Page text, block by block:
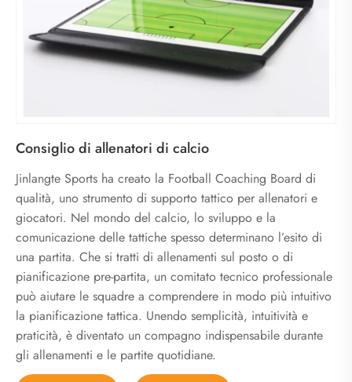
Consiglio di allenatori di calcio
Jinlangte Sports ha creato la Football Coaching Board di
qualità, uno strumento di supporto tattico per allenatori e
giocatori. Nel mondo del calcio, lo sviluppo e la
comunicazione delle tattiche spesso determinano l’esito di
una partita. Che si tratti di allenamenti sul posto o di
pianificazione pre-partita, un comitato tecnico professionale
può aiutare le squadre a comprendere in modo più intuitivo
la pianificazione tattica. Unendo semplicità, intuitività e
praticità, è diventato un compagno indispensabile durante
gli allenamenti e le partite quotidiane.